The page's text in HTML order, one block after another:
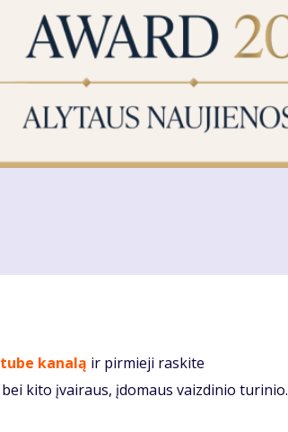
kanalą ir pirmieji raskite
kito įvairaus, įdomaus vaizdinio turinio.